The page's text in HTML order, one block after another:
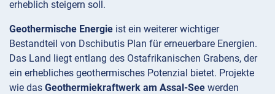
erheblich steigern soll.
Geothermische Energie ist ein weiterer wichtiger
Bestandteil von Dschibutis Plan für erneuerbare Energien.
Das Land liegt entlang des Ostafrikanischen Grabens, der
ein erhebliches geothermisches Potenzial bietet. Projekte
wie das Geothermiekraftwerk am Assal-See werden